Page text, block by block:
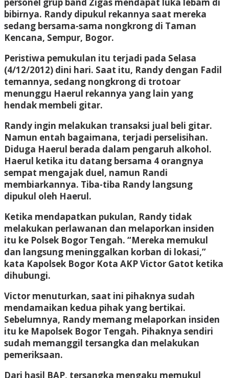
bibirnya. Randy dipukul rekannya saat mereka
sedang bersama-sama nongkrong di Taman
Kencana, Sempur, Bogor.
Peristiwa pemukulan itu terjadi pada Selasa
(4/12/2012) dini hari. Saat itu, Randy dengan Fadil
temannya, sedang nongkrong di trotoar
menunggu Haerul rekannya yang lain yang
hendak membeli gitar.
Randy ingin melakukan transaksi jual beli gitar.
Namun entah bagaimana, terjadi perselisihan.
Diduga Haerul berada dalam pengaruh alkohol.
Haerul ketika itu datang bersama 4 orangnya
sempat mengajak duel, namun Randi
membiarkannya. Tiba-tiba Randy langsung
dipukul oleh Haerul.
Ketika mendapatkan pukulan, Randy tidak
melakukan perlawanan dan melaporkan insiden
itu ke Polsek Bogor Tengah. “Mereka memukul
dan langsung meninggalkan korban di lokasi,”
kata Kapolsek Bogor Kota AKP Victor Gatot ketika
dihubungi.
Victor menuturkan, saat ini pihaknya sudah
mendamaikan kedua pihak yang bertikai.
Sebelumnya, Randy memang melaporkan insiden
itu ke Mapolsek Bogor Tengah. Pihaknya sendiri
sudah memanggil tersangka dan melakukan
pemeriksaan.
Dari hasil BAP, tersangka mengaku memukul